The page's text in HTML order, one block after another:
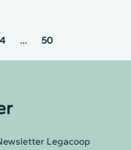
4 … 50
Legacoop